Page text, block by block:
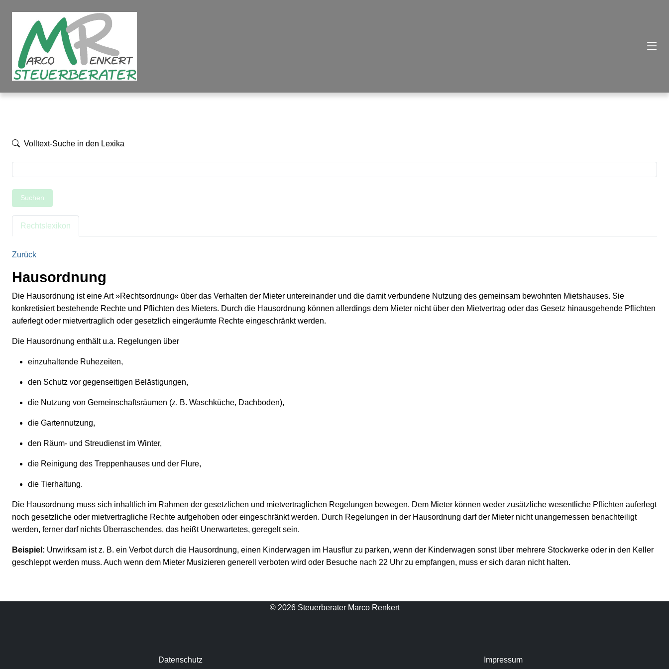
Volltext-Suche in den Lexika
Suchen
Rechtslexikon
Zurück
Hausordnung
Die Hausordnung ist eine Art »Rechtsordnung« über das Verhalten der Mieter untereinander und die damit verbundene Nutzung des gemeinsam bewohnten Mietshauses. Sie
konkretisiert bestehende Rechte und Pflichten des Mieters. Durch die Hausordnung können allerdings dem Mieter nicht über den Mietvertrag oder das Gesetz hinausgehende Pflichten
auferlegt oder mietvertraglich oder gesetzlich eingeräumte Rechte eingeschränkt werden.
Die Hausordnung enthält u.a. Regelungen über
einzuhaltende Ruhezeiten,
den Schutz vor gegenseitigen Belästigungen,
die Nutzung von Gemeinschaftsräumen (z. B. Waschküche, Dachboden),
die Gartennutzung,
den Räum- und Streudienst im Winter,
die Reinigung des Treppenhauses und der Flure,
die Tierhaltung.
Die Hausordnung muss sich inhaltlich im Rahmen der gesetzlichen und mietvertraglichen Regelungen bewegen. Dem Mieter können weder zusätzliche wesentliche Pflichten auferlegt
noch gesetzliche oder mietvertragliche Rechte aufgehoben oder eingeschränkt werden. Durch Regelungen in der Hausordnung darf der Mieter nicht unangemessen benachteiligt
werden, ferner darf nichts Überraschendes, das heißt Unerwartetes, geregelt sein.
Beispiel: Unwirksam ist z. B. ein Verbot durch die Hausordnung, einen Kinderwagen im Hausflur zu parken, wenn der Kinderwagen sonst über mehrere Stockwerke oder in den Keller
geschleppt werden muss. Auch wenn dem Mieter Musizieren generell verboten wird oder Besuche nach 22 Uhr zu empfangen, muss er sich daran nicht halten.
© 2026 Steuerberater Marco Renkert
Datenschutz Impressum